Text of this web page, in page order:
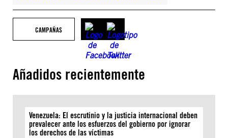
CAMPAÑAS
Añadidos recientemente
Venezuela: El escrutinio y la justicia internacional deben
prevalecer ante los esfuerzos del gobierno por ignorar
los derechos de las víctimas